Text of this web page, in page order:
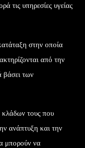
υπηρεσίες υγείας
στην οποία
από την
βάσει των
κλάδων τους που
ανάπτυξη και την
μπορούν να